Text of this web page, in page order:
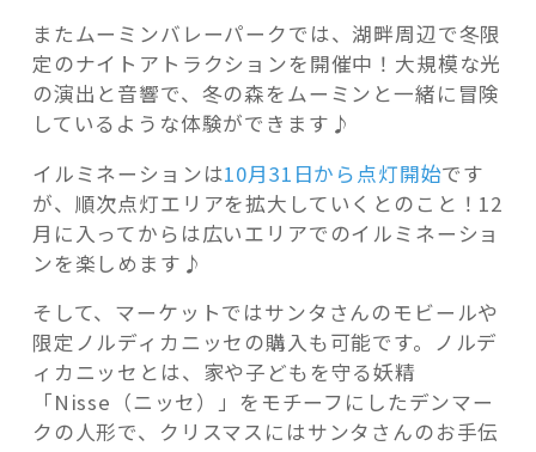
またムーミンバレーパークでは、湖畔周辺で冬限
定のナイトアトラクションを開催中！大規模な光
の演出と音響で、冬の森をムーミンと一緒に冒険
しているような体験ができます♪
イルミネーションは10月31日から点灯開始です
が、順次点灯エリアを拡大していくとのこと！12
月に入ってからは広いエリアでのイルミネーショ
ンを楽しめます♪
そして、マーケットではサンタさんのモビールや
限定ノルディカニッセの購入も可能です。ノルデ
ィカニッセとは、家や子どもを守る妖精
「Nisse（ニッセ）」をモチーフにしたデンマー
クの人形で、クリスマスにはサンタさんのお手伝